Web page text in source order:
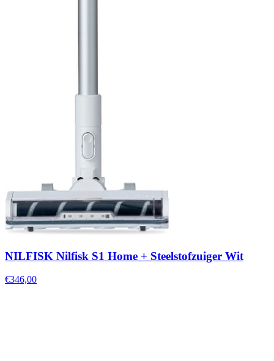
NILFISK Nilfisk S1 Home + Steelstofzuiger Wit
€346,00